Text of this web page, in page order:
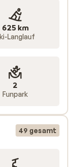
möchten.
625 km
Langlauf
2
Funpark
49 gesamt